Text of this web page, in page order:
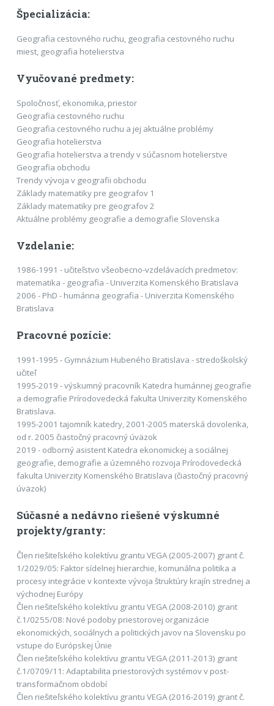
Špecializácia:
Geografia cestovného ruchu, geografia cestovného ruchu
miest, geografia hotelierstva
Vyučované predmety:
Spoločnosť, ekonomika, priestor
Geografia cestovného ruchu
Geografia cestovného ruchu a jej aktuálne problémy
Geografia hotelierstva
Geografia hotelierstva a trendy v súčasnom hotelierstve
Geografia obchodu
Trendy vývoja v geografii obchodu
Základy matematiky pre geografov 1
Základy matematiky pre geografov 2
Aktuálne problémy geografie a demografie Slovenska
Vzdelanie:
1986-1991 - učiteľstvo všeobecno-vzdelávacích predmetov:
matematika - geografia - Univerzita Komenského Bratislava
2006 - PhD - humánna geografia - Univerzita Komenského
Bratislava
Pracovné pozície:
1991-1995 - Gymnázium Hubeného Bratislava - stredoškolský
učiteľ
1995-2019 - výskumný pracovník Katedra humánnej geografie
a demografie Prírodovedecká fakulta Univerzity Komenského
Bratislava.
1995-2001 tajomník katedry, 2001-2005 materská dovolenka,
od r. 2005 čiastočný pracovný úväzok
2019 - odborný asistent Katedra ekonomickej a sociálnej
geografie, demografie a územného rozvoja Prírodovedecká
fakulta Univerzity Komenského Bratislava (čiastočný pracovný
úväzok)
Súčasné a nedávno riešené výskumné
projekty/granty:
Člen riešiteľského kolektívu grantu VEGA (2005-2007) grant č.
1/2029/05: Faktor sídelnej hierarchie, komunálna politika a
procesy integrácie v kontexte vývoja štruktúry krajín strednej a
východnej Európy
Člen riešiteľského kolektívu grantu VEGA (2008-2010) grant
č.1/0255/08: Nové podoby priestorovej organizácie
ekonomických, sociálnych a politických javov na Slovensku po
vstupe do Európskej Únie
Člen riešiteľského kolektívu grantu VEGA (2011-2013) grant
č.1/0709/11: Adaptabilita priestorových systémov v post-
transformačnom období
Člen riešiteľského kolektívu grantu VEGA (2016-2019) grant č.